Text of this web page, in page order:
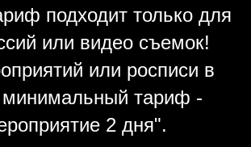
подходит только для
или видео съемок!
или росписи в
тариф -
2 дня".